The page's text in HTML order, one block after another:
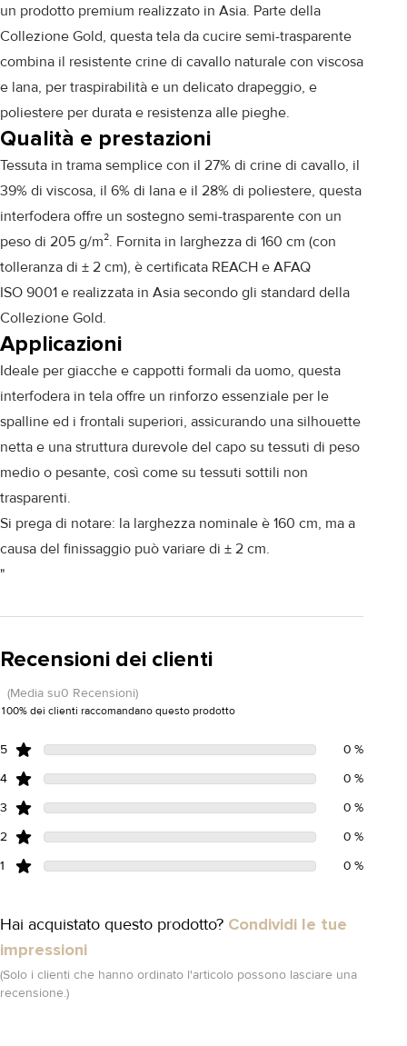
un prodotto premium realizzato in Asia. Parte della
Collezione Gold, questa tela da cucire semi-trasparente
combina il resistente crine di cavallo naturale con viscosa
e lana, per traspirabilità e un delicato drapeggio, e
poliestere per durata e resistenza alle pieghe.
Qualità e prestazioni
Tessuta in trama semplice con il 27% di crine di cavallo, il
39% di viscosa, il 6% di lana e il 28% di poliestere, questa
interfodera offre un sostegno semi-trasparente con un
peso di 205 g/m². Fornita in larghezza di 160 cm (con
tolleranza di ± 2 cm), è certificata REACH e AFAQ
ISO 9001 e realizzata in Asia secondo gli standard della
Collezione Gold.
Applicazioni
Ideale per giacche e cappotti formali da uomo, questa
interfodera in tela offre un rinforzo essenziale per le
spalline ed i frontali superiori, assicurando una silhouette
netta e una struttura durevole del capo su tessuti di peso
medio o pesante, così come su tessuti sottili non
trasparenti.
Si prega di notare: la larghezza nominale è 160 cm, ma a
causa del finissaggio può variare di ± 2 cm.
"
Recensioni dei clienti
(Media su0 Recensioni)
100% dei clienti raccomandano questo prodotto
5
0 %
4
0 %
3
0 %
2
0 %
1
0 %
Hai acquistato questo prodotto? Condividi le tue
impressioni
(Solo i clienti che hanno ordinato l'articolo possono lasciare una
recensione.)